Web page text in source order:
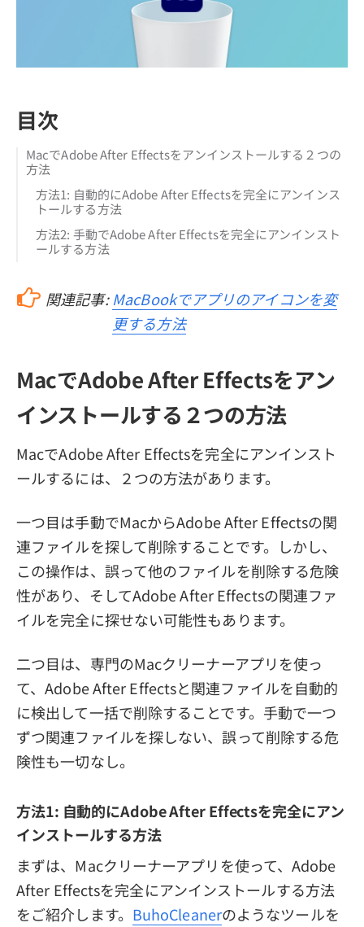
目次
MacでAdobe After Effectsをアンインストールする２つの
方法
方法1: 自動的にAdobe After Effectsを完全にアンインス
トールする方法
方法2: 手動でAdobe After Effectsを完全にアンインスト
ールする方法
関連記事: MacBookでアプリのアイコンを変
更する方法
MacでAdobe After Effectsをアン
インストールする２つの方法
MacでAdobe After Effectsを完全にアンインスト
ールするには、２つの方法があります。
一つ目は手動でMacからAdobe After Effectsの関
連ファイルを探して削除することです。しかし、
この操作は、誤って他のファイルを削除する危険
性があり、そしてAdobe After Effectsの関連ファ
イルを完全に探せない可能性もあります。
二つ目は、専門のMacクリーナーアプリを使っ
て、Adobe After Effectsと関連ファイルを自動的
に検出して一括で削除することです。手動で一つ
ずつ関連ファイルを探しない、誤って削除する危
険性も一切なし。
方法1: 自動的にAdobe After Effectsを完全にアン
インストールする方法
まずは、Macクリーナーアプリを使って、Adobe
After Effectsを完全にアンインストールする方法
をご紹介します。 BuhoCleanerのようなツールを